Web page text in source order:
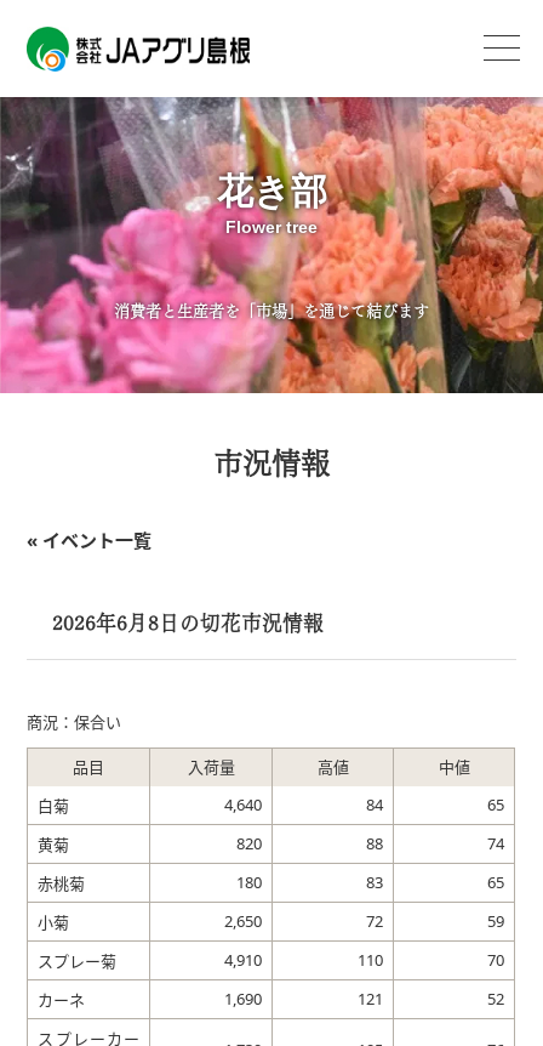
花き部
Flower tree
消費者と生産者を「市場」を通じて結びます
市況情報
« イベント一覧
2026年6月8日の切花市況情報
商況：保合い
品目 入荷量 高値
中値
白菊
4,640 84
65
黄菊
820 88
74
赤桃菊
180 83
65
小菊
2,650 72
59
スプレー菊
4,910 110
70
カーネ
1,690 121
52
スプレーカー